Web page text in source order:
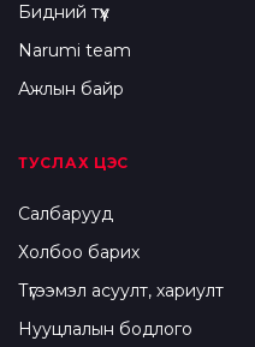
Бидний түүх
Narumi team
Ажлын байр
ТУСЛАХ ЦЭС
Салбарууд
Холбоо барих
Түгээмэл асуулт, хариулт
Нууцлалын бодлого